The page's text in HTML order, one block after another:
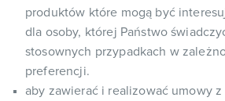
produktów które mogą być
dla osoby, której Państwo
stosownych przypadkach w
preferencji.
aby zawierać i realizować umowy